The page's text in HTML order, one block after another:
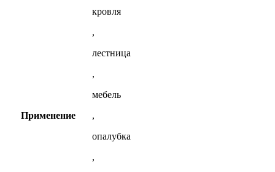
Применение
кровля
,
лестница
,
мебель
,
опалубка
,